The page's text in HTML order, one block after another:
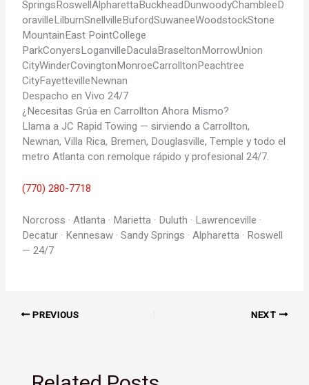
SpringsRoswellAlpharettaBuckheadDunwoodyChambleeD
oravilleLilburnSnellvilleBufordSuwaneeWoodstockStone
MountainEast PointCollege
ParkConyersLoganvilleDaculaBraseltonMorrowUnion
CityWinderCovingtonMonroeCarrolltonPeachtree
CityFayettevilleNewnan
Despacho en Vivo 24/7
¿Necesitas Grúa en Carrollton Ahora Mismo?
Llama a JC Rapid Towing — sirviendo a Carrollton,
Newnan, Villa Rica, Bremen, Douglasville, Temple y todo el
metro Atlanta con remolque rápido y profesional 24/7.
(770) 280-7718
Norcross · Atlanta · Marietta · Duluth · Lawrenceville ·
Decatur · Kennesaw · Sandy Springs · Alpharetta · Roswell
— 24/7
PREVIOUS NEXT